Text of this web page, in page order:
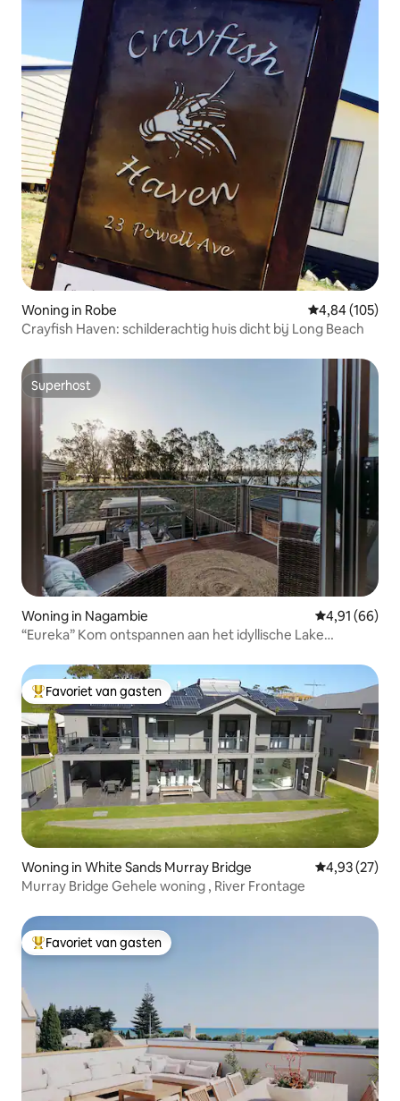
Woning in Robe Gemiddelde
4,84 (105)
Crayfish Haven: schilderachtig huis dicht bij Long Beach
Superhost
Superhost
Woning in Nagambie Gemiddelde
4,91 (66)
“Eureka” Kom ontspannen aan het idyllische Lake
Topfavoriet van gasten
Favoriet van gasten
Woning in White Sands Murray Bridge Gemiddelde
4,93 (27)
Murray Bridge Gehele woning , River Frontage
Topfavoriet van gasten
Favoriet van gasten